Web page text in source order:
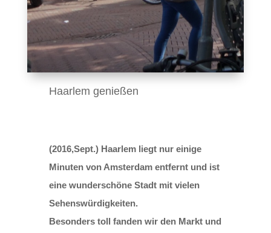
Haarlem genießen
(2016,Sept.) Haarlem liegt nur einige
Minuten von Amsterdam entfernt und ist
eine wunderschöne Stadt mit vielen
Sehenswürdigkeiten.
Besonders toll fanden wir den Markt und